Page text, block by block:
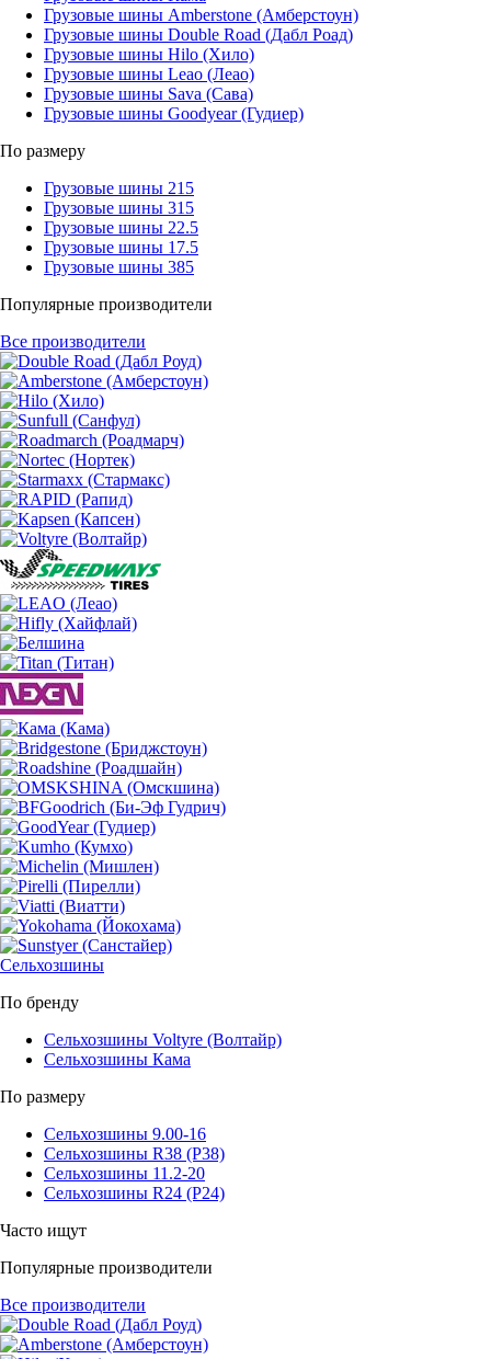
Грузовые шины Amberstone (Амберстоун)
Грузовые шины Double Road (Дабл Роад)
Грузовые шины Hilo (Хило)
Грузовые шины Leao (Леао)
Грузовые шины Sava (Сава)
Грузовые шины Goodyear (Гудиер)
По размеру
Грузовые шины 215
Грузовые шины 315
Грузовые шины 22.5
Грузовые шины 17.5
Грузовые шины 385
Популярные производители
Все производители
Сельхозшины
По бренду
Сельхозшины Voltyre (Волтайр)
Сельхозшины Кама
По размеру
Сельхозшины 9.00-16
Сельхозшины R38 (Р38)
Сельхозшины 11.2-20
Сельхозшины R24 (Р24)
Часто ищут
Популярные производители
Все производители